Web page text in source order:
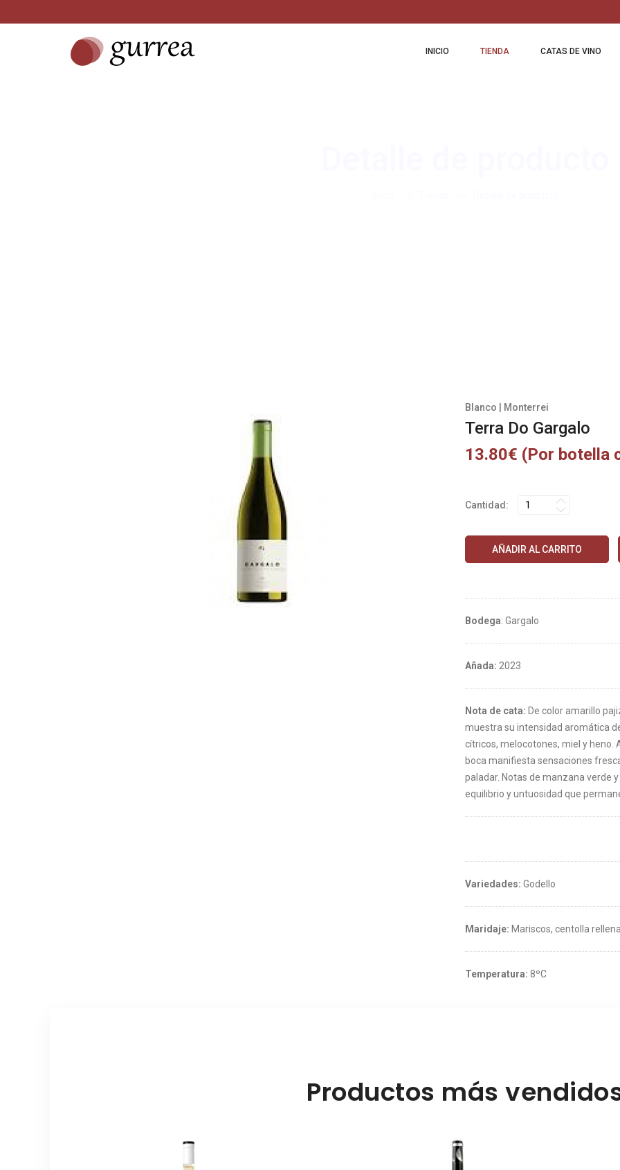
INICIO TIENDA CATAS DE VINO
Blanco | Monterrei
Terra Do Gargalo
13.80€ (Por botella
Cantidad:
AÑADIR AL CARRITO
Bodega: Gargalo
Añada: 2023
Nota de cata: De color amarillo
muestra su intensidad aromática
cítricos, melocotones, miel y heno.
boca manifiesta sensaciones
paladar. Notas de manzana verde
equilibrio y untuosidad que
Variedades: Godello
Maridaje: Mariscos, centolla
Temperatura: 8ºC
Productos más